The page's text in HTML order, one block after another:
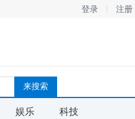
登录 注册
娱乐 科技